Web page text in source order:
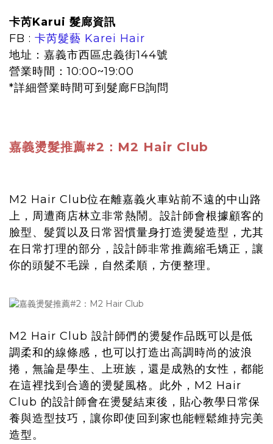
卡芮Karui 髮廊資訊
FB : 卡芮髮藝 Karei Hair
地址：嘉義市西區忠義街144號
營業時間：10:00~19:00
*詳細營業時間可到髮廊FB詢問
嘉義燙髮推薦#2：M2 Hair Club
M2 Hair Club位在離嘉義火車站前不遠的中山路
上，周遭商店林立非常熱鬧。設計師會根據顧客的
臉型、髮質以及日常習慣量身打造燙髮造型，尤其
在日常打理的部分，設計師非常推薦縮毛矯正，讓
你的頭髮不毛躁，自然柔順，方便整理。
M2 Hair Club 設計師們的燙髮作品既可以是低
調柔和的線條感，也可以打造出高調時尚的波浪
捲，無論是學生、上班族，還是成熟的女性，都能
在這裡找到合適的燙髮風格。此外，M2 Hair
Club 的設計師會在燙髮結束後，貼心教學日常保
養與造型技巧，讓你即使回到家也能輕鬆維持完美
造型。